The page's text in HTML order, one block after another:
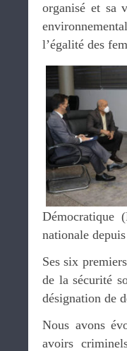
organisé et sa
l’égalité des
Démocratique
nationale
Ses six
de la sécurité
désignation de
Nous avons
avoirs